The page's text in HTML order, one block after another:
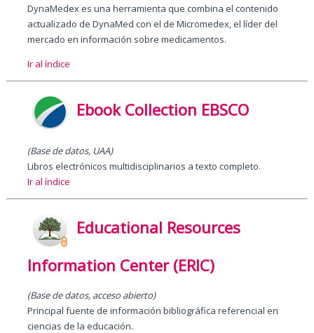
DynaMedex es una herramienta que combina el contenido
actualizado de DynaMed con el de Micromedex, el líder del
mercado en información sobre medicamentos.
Ir al índice
Ebook Collection EBSCO
(Base de datos, UAA)
Libros electrónicos multidisciplinarios a texto completo.
Ir al índice
Educational Resources
Information Center (ERIC)
(Base de datos, acceso abierto)
Principal fuente de información bibliográfica referencial en
ciencias de la educación.